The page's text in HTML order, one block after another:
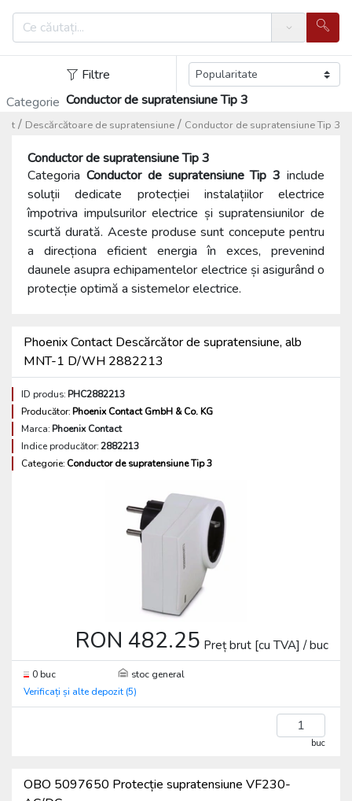
Search
Filtre
Categorie Conductor de supratensiune Tip 3
Conductor de supratensiune Tip 3
/
Descărcătoare de supratensiune
/
Conductor de supratensiune Tip 3
Categoria Conductor de supratensiune Tip 3 include
soluții dedicate protecției instalațiilor electrice
împotriva impulsurilor electrice și supratensiunilor de
scurtă durată. Aceste produse sunt concepute pentru
a direcționa eficient energia în exces, prevenind
daunele asupra echipamentelor electrice și asigurând o
protecție optimă a sistemelor electrice.
Phoenix Contact Descărcător de supratensiune, alb
MNT-1 D/WH 2882213
ID produs:PHC2882213
Producător:Phoenix Contact GmbH & Co. KG
Marca:Phoenix Contact
Indice producător:2882213
Categorie: Conductor de supratensiune Tip 3
RON 482.25 Preț brut [cu TVA] / buc
0 buc
stoc general
Verificați și alte depozit (5)
buc
OBO 5097650 Protecție supratensiune VF230-